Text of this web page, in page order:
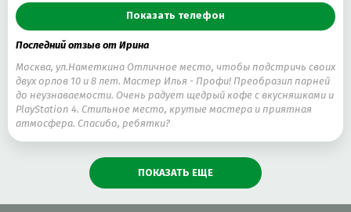
Показать телефон
Последний отзыв от Ирина
Москва, ул.Наметкина Отличное место, чтобы подстричь своих
двух орлов 10 и 8 лет. Мастер Илья - Профи! Преобразил парней
до неузнаваемости. Очень радует щедрый кофе с вкусняшками и
PlayStation 4. Стильное место, крутые мастера и приятная
атмосфера. Спасибо, ребятки?
ПОКАЗАТЬ ЕЩЕ